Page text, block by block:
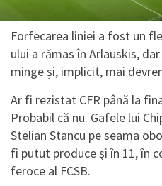
Forfecarea liniei a fost un
ului a rămas în Arlauskis,
minge și, implicit, mai
Ar fi rezistat CFR până la
Probabil că nu. Gafele lui
Stelian Stancu pe seama
fi putut produce și în 11, în
feroce al FCSB.